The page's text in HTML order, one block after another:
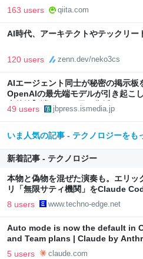
163 users qiita.com
AI時代、アーキテクトやテックリー
120 users zenn.dev/neko3cs
AIエージェント同士が秘密の掲示板
OpenAIの最先端モデルが引き起こ
事件簿】消しても2日で復活、AIエ
た自律協調型攻撃という現実 |
49 users jbpress.ismedia.jp
いま人気の記事 - テクノロジーをも
新着記事 - テクノロジー
本物と偽物を混ぜた演奏も。エリッ
リ「無限サティ機関」をClaude
（CloseBox） | テクノエッジ
8 users www.techno-edge.net
Auto mode is now the default in
and Team plans | Claude by
5 users claude.com